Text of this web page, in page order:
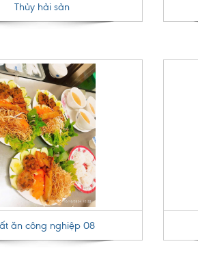
Thủy hải sản
ăn công nghiệp 08